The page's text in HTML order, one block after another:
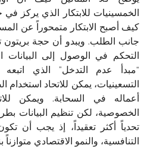
الخمسينيات للابتكار الذي يركز
كيف أصبح الابتكار متمحوراً عن
جانب الطلب. ويبدو أن حجة
التحكم في الوصول إلى البيانات
“مبدأ عدم التدخل” الذي اتبعه
التسعينيات، يمكن للاتحاد استخدام
أعماله في السحابة. ويمكن
الخصوصية، لكن تنظيم البيانات
تحدياً أكثر تعقيداً، إذ يجب أن
التنافسية، والنمو الاقتصادي